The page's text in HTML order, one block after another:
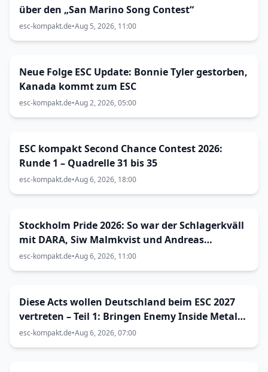
über den „San Marino Song Contest“
esc-kompakt.de•Aug 5, 2026, 11:00
Neue Folge ESC Update: Bonnie Tyler gestorben,
Kanada kommt zum ESC
esc-kompakt.de•Aug 2, 2026, 05:00
ESC kompakt Second Chance Contest 2026:
Runde 1 – Quadrelle 31 bis 35
esc-kompakt.de•Aug 6, 2026, 18:00
Stockholm Pride 2026: So war der Schlagerkväll
mit DARA, Siw Malmkvist und Andreas
Lundstedt
esc-kompakt.de•Aug 6, 2026, 11:00
Diese Acts wollen Deutschland beim ESC 2027
vertreten – Teil 1: Bringen Enemy Inside Metal
zum Vorentscheid?
esc-kompakt.de•Aug 6, 2026, 07:00